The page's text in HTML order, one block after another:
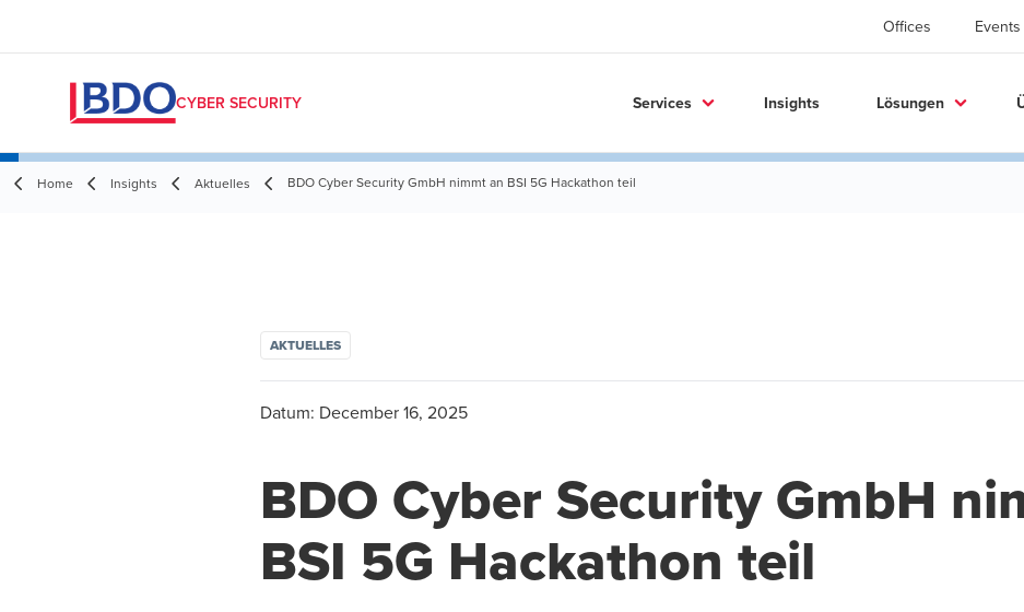
Offices Events
CYBER SECURITY Services Insights Lösungen
Home Insights Aktuelles BDO Cyber Security GmbH nimmt an BSI 5G Hackathon teil
AKTUELLES
Datum: December 16, 2025
BDO Cyber Security GmbH
BSI 5G Hackathon teil